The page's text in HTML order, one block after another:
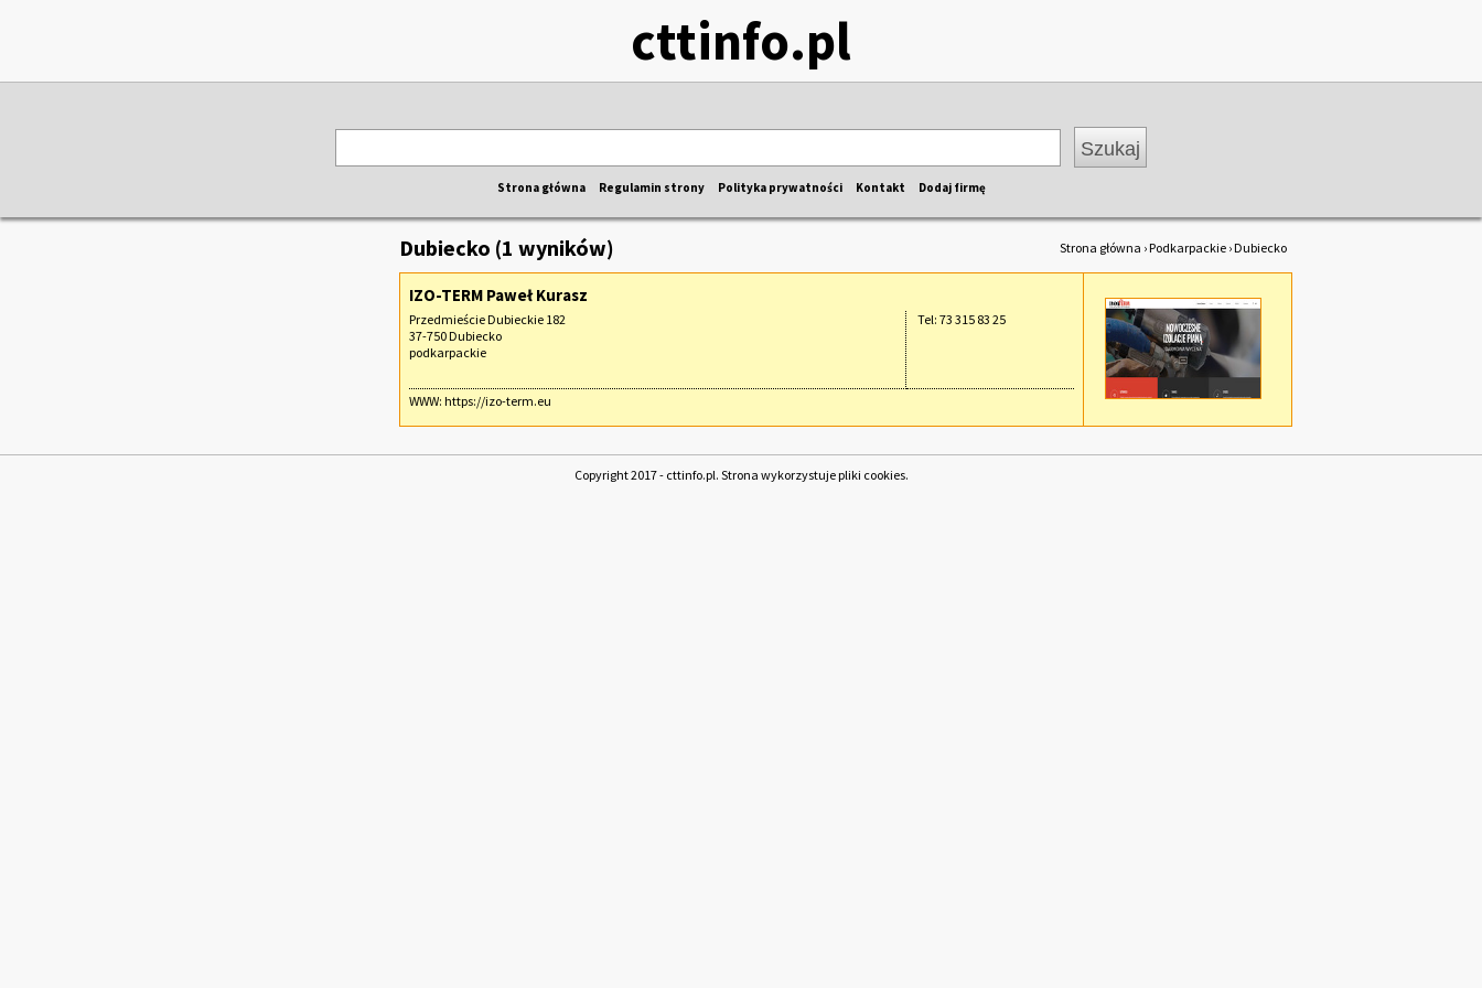
cttinfo.pl
Strona główna Regulamin strony Polityka prywatności Kontakt Dodaj firmę
Strona główna ›Podkarpackie › Dubiecko
Dubiecko (1 wyników)
IZO-TERM Paweł Kurasz
Przedmieście Dubieckie 182
37-750 Dubiecko
podkarpackie
Tel: 73 315 83 25
WWW: https://izo-term.eu
Copyright 2017 - cttinfo.pl. Strona wykorzystuje pliki cookies.